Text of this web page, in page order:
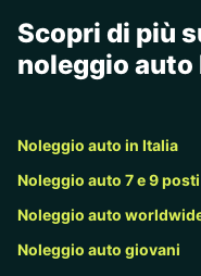
Scopri di più
noleggio
Noleggio auto in Italia
Noleggio auto 7 e 9 posti
Noleggio auto
Noleggio auto giovani